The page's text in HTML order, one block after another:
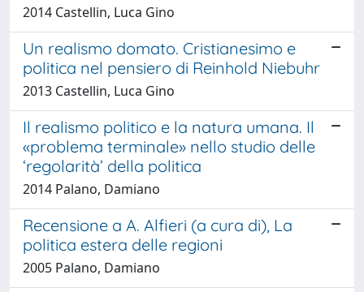
2014 Castellin, Luca Gino
Un realismo domato. Cristianesimo e
politica nel pensiero di Reinhold Niebuhr
2013 Castellin, Luca Gino
Il realismo politico e la natura umana. Il
«problema terminale» nello studio delle
‘regolarità’ della politica
2014 Palano, Damiano
Recensione a A. Alfieri (a cura di), La
politica estera delle regioni
2005 Palano, Damiano